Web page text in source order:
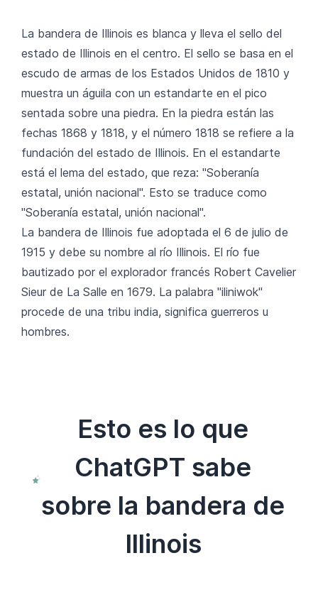
La bandera de Illinois es blanca y lleva el sello del
estado de Illinois en el centro. El sello se basa en el
escudo de armas de los Estados Unidos de 1810 y
muestra un águila con un estandarte en el pico
sentada sobre una piedra. En la piedra están las
fechas 1868 y 1818, y el número 1818 se refiere a la
fundación del estado de Illinois. En el estandarte
está el lema del estado, que reza: "Soberanía
estatal, unión nacional". Esto se traduce como
"Soberanía estatal, unión nacional".
La bandera de Illinois fue adoptada el 6 de julio de
1915 y debe su nombre al río Illinois. El río fue
bautizado por el explorador francés Robert Cavelier
Sieur de La Salle en 1679. La palabra "iliniwok"
procede de una tribu india, significa guerreros u
hombres.
Esto es lo que
ChatGPT sabe
sobre la bandera de
Illinois